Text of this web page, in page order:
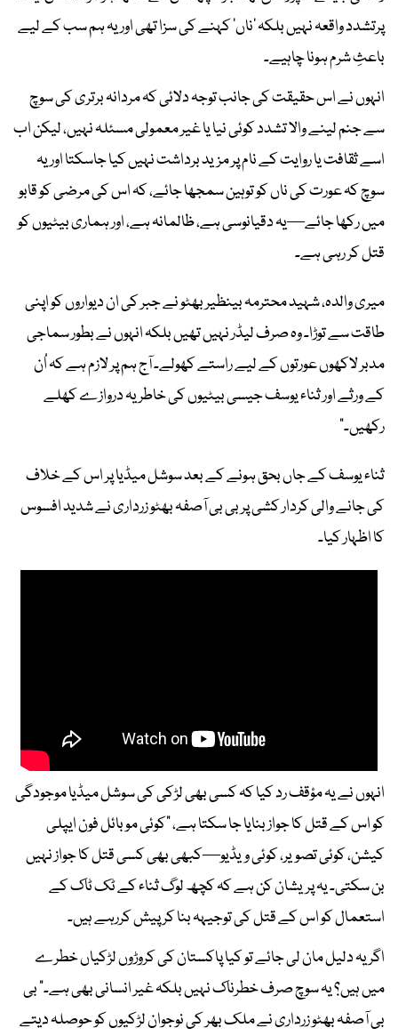
پرتشدد واقعہ نہیں بلکہ ‘ناں’ کہنے کی سزا تھی اور یہ ہم سب کے لیے
باعثِ شرم ہونا چاہیے۔
انہوں نے اس حقیقت کی جانب توجہ دلائی کہ مردانہ برتری کی سوچ
سے جنم لینے والا تشدد کوئی نیا یا غیر معمولی مسئلہ نہیں، لیکن اب
اسے ثقافت یا روایت کے نام پر مزید برداشت نہیں کیا جاسکتا اور یہ
سوچ کہ عورت کی ناں کو توہین سمجھا جائے، کہ اس کی مرضی کو قابو
میں رکھا جائے—یہ دقیانوسی ہے، ظالمانہ ہے، اور ہماری بیٹیوں کو
قتل کر رہی ہے۔
میری والدہ، شہید محترمہ بینظیر بھٹو نے جبر کی ان دیواروں کو اپنی
طاقت سے توڑا۔ وہ صرف لیڈر نہیں تھیں بلکہ انہوں نے بطور سماجی
مدبر لاکھوں عورتوں کے لیے راستے کھولے۔ آج ہم پر لازم ہے کہ اُن
کے ورثے اور ثناء یوسف جیسی بیٹیوں کی خاطر یہ دروازے کھلے
رکھیں۔”
ثناء یوسف کے جاں بحق ہونے کے بعد سوشل میڈیا پر اس کے خلاف
کی جانے والی کردار کشی پر بی بی آصفہ بھٹو زرداری نے شدید افسوس
کا اظہار کیا۔
انہوں نے یہ مؤقف رد کیا کہ کسی بھی لڑکی کی سوشل میڈیا موجودگی
کو اس کے قتل کا جواز بنایا جا سکتا ہے، “کوئی موبائل فون ایپلی
کیشن، کوئی تصویر، کوئی ویڈیو—کبھی بھی کسی قتل کا جواز نہیں
بن سکتی۔ یہ پریشان کن ہے کہ کچھ لوگ ثناء کے ٹک ٹاک کے
استعمال کو اس کے قتل کی توجیہہ بنا کر پیش کررہے ہیں۔
اگر یہ دلیل مان لی جائے تو کیا پاکستان کی کروڑوں لڑکیاں خطرے
میں ہیں؟ یہ سوچ صرف خطرناک نہیں بلکہ غیر انسانی بھی ہے۔” بی
بی آصفہ بھٹو زرداری نے ملک بھر کی نوجوان لڑکیوں کو حوصلہ دیتے